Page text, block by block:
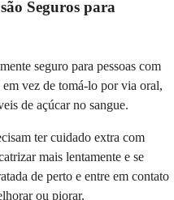
Seguros para
seguro para pessoas com
vez de tomá-lo por via oral,
de açúcar no sangue.
ter cuidado extra com
mais lentamente e se
de perto e entre em contato
ou piorar.